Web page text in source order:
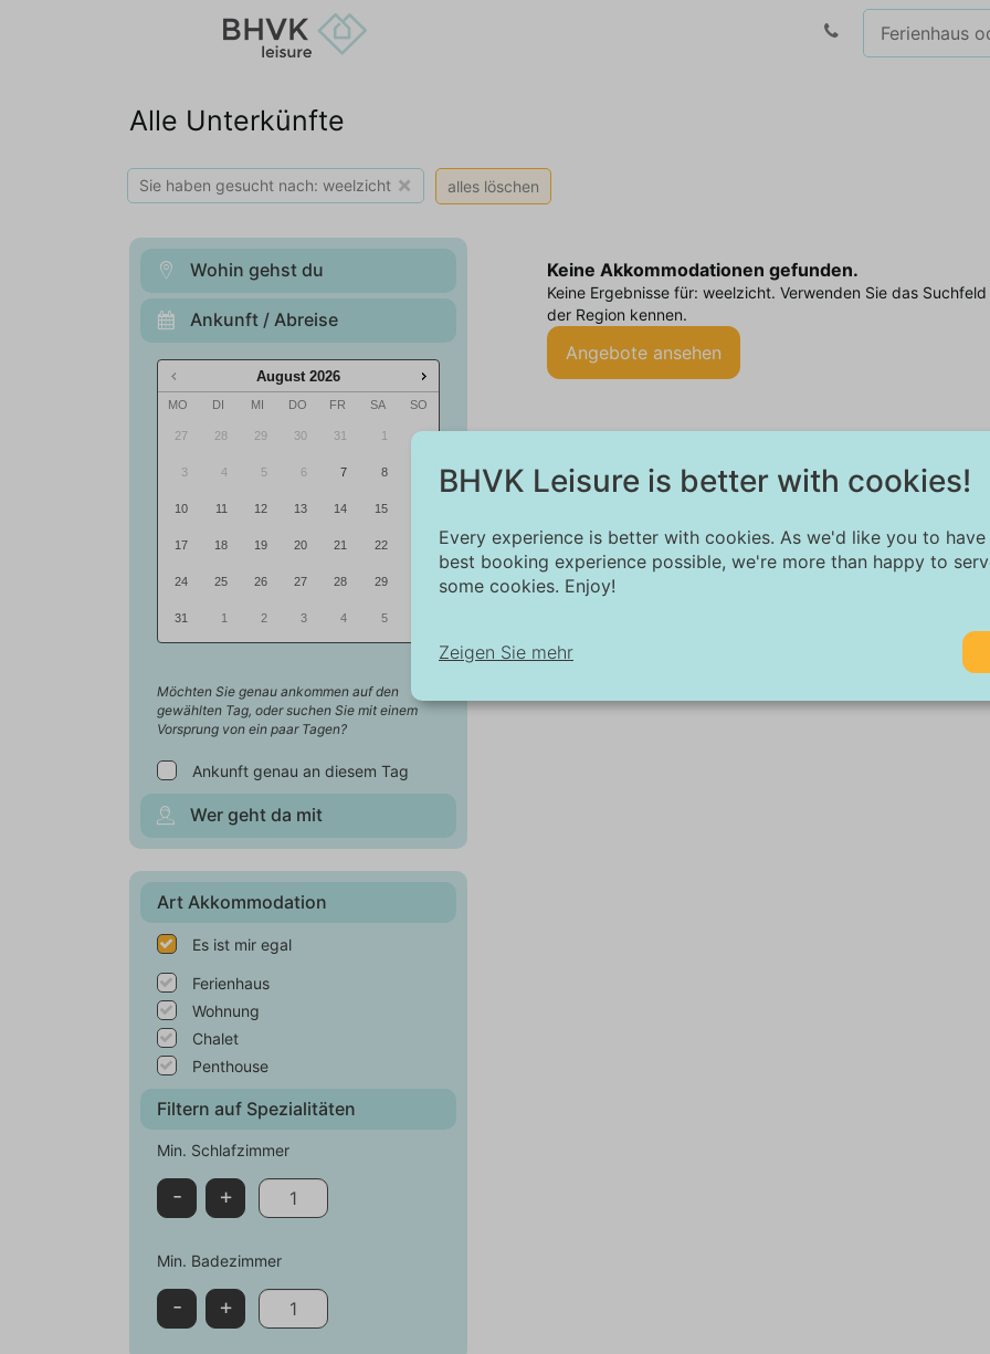
BHVK Leisure is better with cookies!
Every experience is better with cookies. As we'd like you to have
best booking experience possible, we're more than happy to
some cookies. Enjoy!
Zeigen Sie mehr
Alle Unterkünfte
Sie haben gesucht nach: weelzicht × alles löschen
Wohin gehst du
Ankunft / Abreise
August 2026
MO DI MI DO FR SA SO
27 28 29 30 31 1 2
3 4 5 6 7 8
10 11 12 13 14 15
17 18 19 20 21 22
24 25 26 27 28 29
31 1 2 3 4 5
Möchten Sie genau ankommen auf den
gewählten Tag, oder suchen Sie mit einem
Vorsprung von ein paar Tagen?
Ankunft genau an diesem Tag
Wer geht da mit
Art Akkommodation
Es ist mir egal
Ferienhaus
Wohnung
Chalet
Penthouse
Filtern auf Spezialitäten
Min. Schlafzimmer
- +
Min. Badezimmer
- +
Keine Akkommodationen gefunden.
Keine Ergebnisse für: weelzicht. Verwenden Sie das
der Region kennen.
Angebote ansehen